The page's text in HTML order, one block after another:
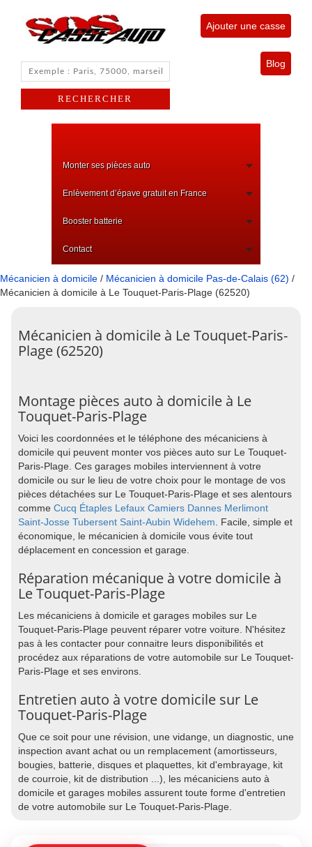
Ajouter une casse
Blog
Monter ses pièces auto
Enlèvement d’épave gratuit en France
Booster batterie
Contact
Mécanicien à domicile / Mécanicien à domicile Pas-de-Calais (62) /
Mécanicien à domicile à Le Touquet-Paris-Plage (62520)
Mécanicien à domicile à Le Touquet-Paris-
Plage (62520)
Montage pièces auto à domicile à Le
Touquet-Paris-Plage
Voici les coordonnées et le téléphone des mécaniciens à
domicile qui peuvent monter vos pièces auto sur Le Touquet-
Paris-Plage. Ces garages mobiles interviennent à votre
domicile ou sur le lieu de votre choix pour le montage de vos
pièces détachées sur Le Touquet-Paris-Plage et ses alentours
comme Cucq Étaples Lefaux Camiers Dannes Merlimont
Saint-Josse Tubersent Saint-Aubin Widehem. Facile, simple et
économique, le mécanicien à domicile vous évite tout
déplacement en concession et garage.
Réparation mécanique à votre domicile à
Le Touquet-Paris-Plage
Les mécaniciens à domicile et garages mobiles sur Le
Touquet-Paris-Plage peuvent réparer votre voiture. N'hésitez
pas à les contacter pour connaitre leurs disponibilités et
procédez aux réparations de votre automobile sur Le Touquet-
Paris-Plage et ses environs.
Entretien auto à votre domicile sur Le
Touquet-Paris-Plage
Que ce soit pour une révision, une vidange, un diagnostic, une
inspection avant achat ou un remplacement (amortisseurs,
bougies, batterie, disques et plaquettes, kit d'embrayage, kit
de courroie, kit de distribution ...), les mécaniciens auto à
domicile et garages mobiles assurent toute forme d'entretien
de votre automobile sur Le Touquet-Paris-Plage.